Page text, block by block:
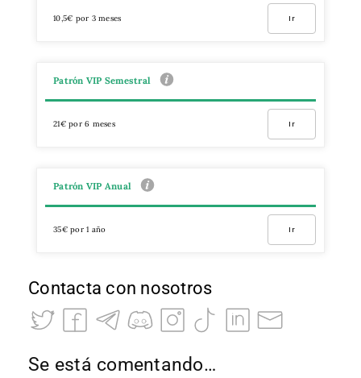
10,5€ por 3 meses Ir
Patrón VIP Semestral
21€ por 6 meses Ir
Patrón VIP Anual
35€ por 1 año Ir
Contacta con nosotros
Se está comentando…